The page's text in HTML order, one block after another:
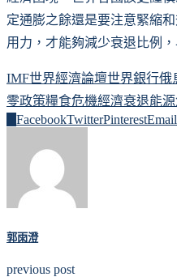
定通膨之餘還是要注意緊縮
用力，才能夠減少衰退比例
IMF世界經濟論壇世界銀行俄
零政策糧食危機經濟衰退能
FacebookTwitterPinterestEmail
郭雨澄
previous post